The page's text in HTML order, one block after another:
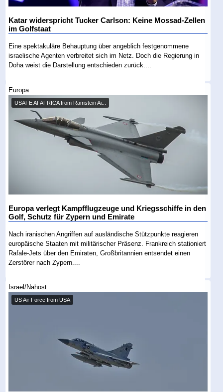
Katar widerspricht Tucker Carlson: Keine Mossad-Zellen
im Golfstaat
Eine spektakuläre Behauptung über angeblich festgenommene
israelische Agenten verbreitet sich im Netz. Doch die Regierung in
Doha weist die Darstellung entschieden zurück....
Europa
USAFE AFAFRICA from Ramstein Ai...
Europa verlegt Kampfflugzeuge und Kriegsschiffe in den
Golf, Schutz für Zypern und Emirate
Nach iranischen Angriffen auf ausländische Stützpunkte reagieren
europäische Staaten mit militärischer Präsenz. Frankreich stationiert
Rafale-Jets über den Emiraten, Großbritannien entsendet einen
Zerstörer nach Zypern....
Israel/Nahost
US Air Force from USA